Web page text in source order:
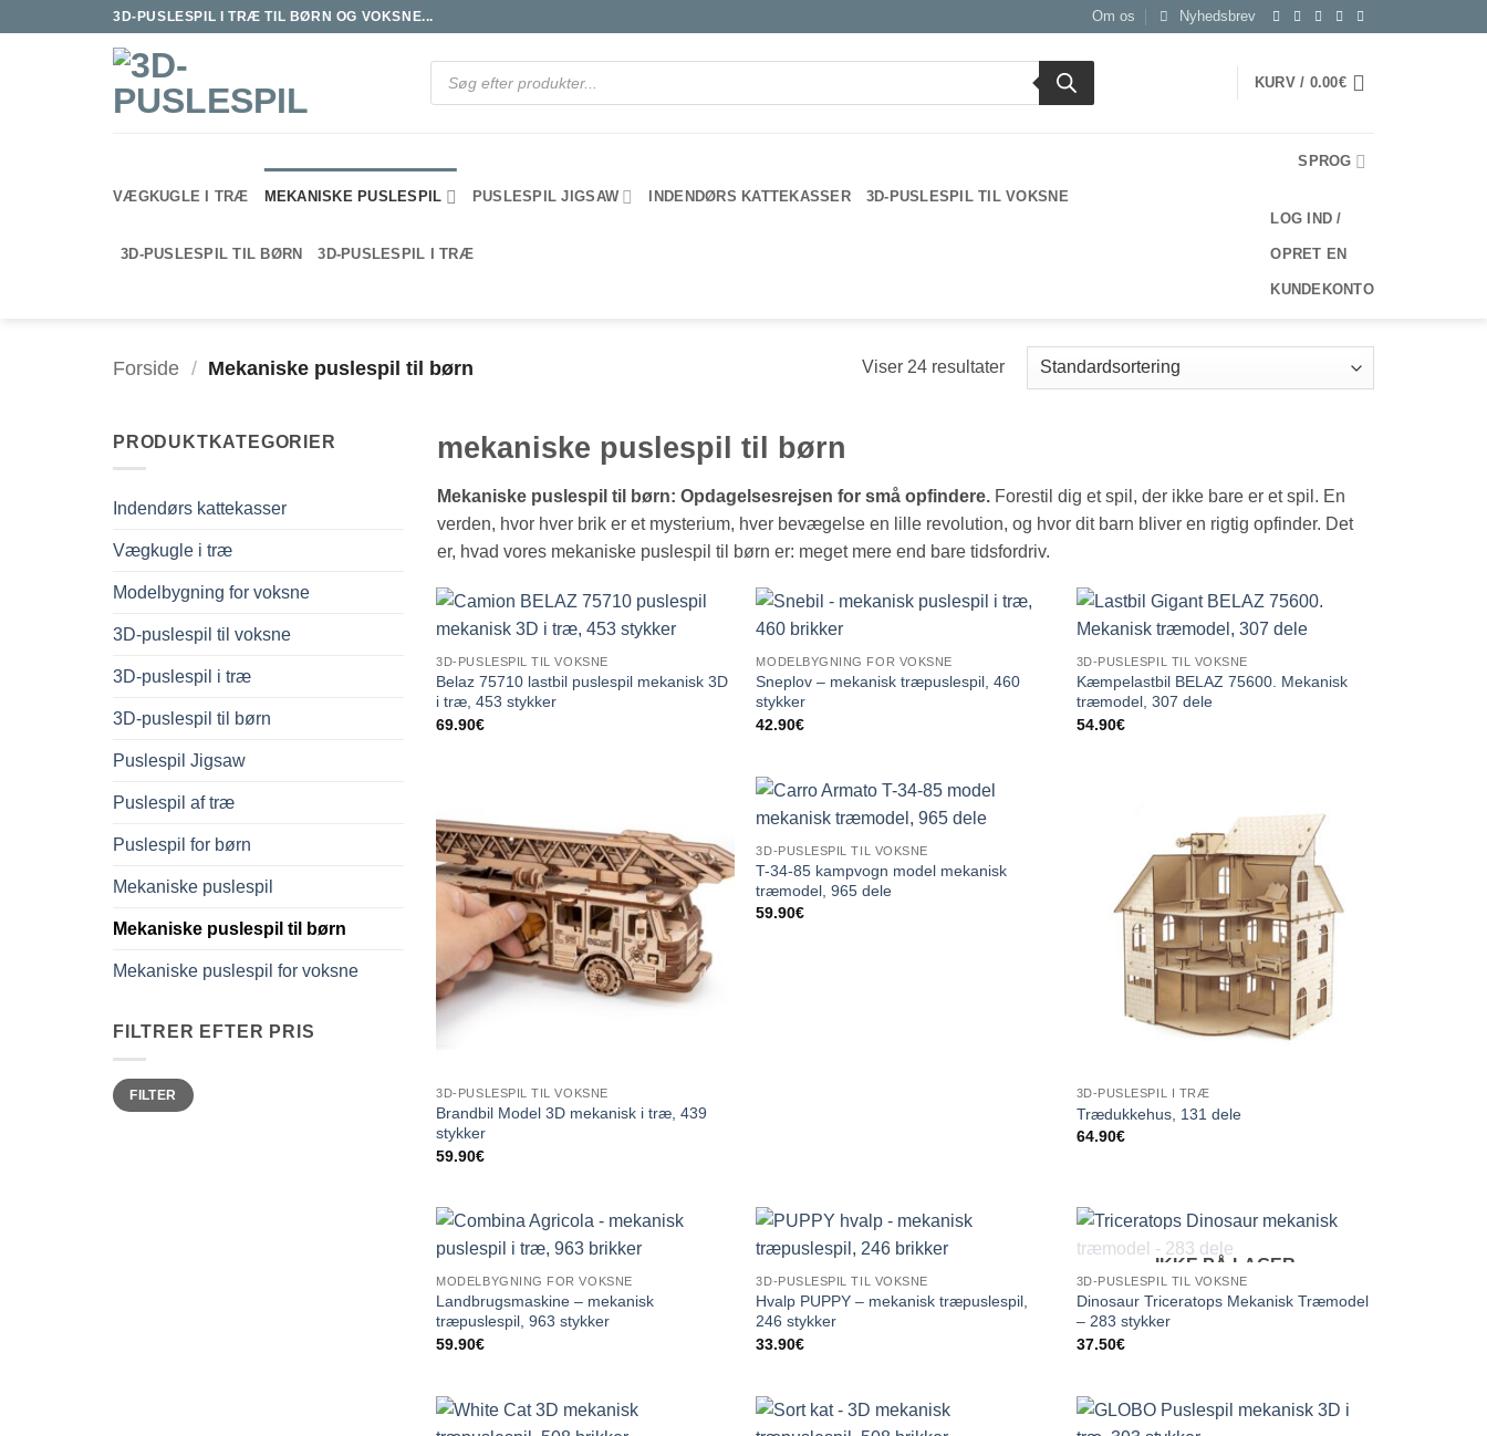
3D-PUSLESPIL I TRÆ TIL BØRN OG VOKSNE... Om os Nyhedsbrev
Products
search
KURV / 0.00€
VÆGKUGLE I TRÆ MEKANISKE PUSLESPIL PUSLESPIL JIGSAW INDENDØRS KATTEKASSER 3D-PUSLESPIL TIL VOKSNE
3D-PUSLESPIL TIL BØRN 3D-PUSLESPIL I TRÆ
SPROG
LOG IND /
OPRET EN
KUNDEKONTO
Forside / Mekaniske puslespil til børn Viser 24 resultater
PRODUKTKATEGORIER
Indendørs kattekasser
Vægkugle i træ
Modelbygning for voksne
3D-puslespil til voksne
3D-puslespil i træ
3D-puslespil til børn
Puslespil Jigsaw
Puslespil af træ
Puslespil for børn
Mekaniske puslespil
Mekaniske puslespil til børn
Mekaniske puslespil for voksne
FILTRER EFTER PRIS
Mindste
pris
Højeste
prisFILTER
mekaniske puslespil til børn
Mekaniske puslespil til børn: Opdagelsesrejsen for små opfindere. Forestil dig et spil, der ikke bare er et spil. En
verden, hvor hver brik er et mysterium, hver bevægelse en lille revolution, og hvor dit barn bliver en rigtig opfinder. Det
er, hvad vores mekaniske puslespil til børn er: meget mere end bare tidsfordriv.
3D-PUSLESPIL TIL VOKSNE
Belaz 75710 lastbil puslespil mekanisk 3D
i træ, 453 stykker
69.90€
MODELBYGNING FOR VOKSNE
Sneplov – mekanisk træpuslespil, 460
stykker
42.90€
3D-PUSLESPIL TIL VOKSNE
Kæmpelastbil BELAZ 75600. Mekanisk
træmodel, 307 dele
54.90€
3D-PUSLESPIL TIL VOKSNE
Brandbil Model 3D mekanisk i træ, 439
stykker
59.90€
3D-PUSLESPIL TIL VOKSNE
T-34-85 kampvogn model mekanisk
træmodel, 965 dele
59.90€
3D-PUSLESPIL I TRÆ
Trædukkehus, 131 dele
64.90€
MODELBYGNING FOR VOKSNE
Landbrugsmaskine – mekanisk
træpuslespil, 963 stykker
59.90€
3D-PUSLESPIL TIL VOKSNE
Hvalp PUPPY – mekanisk træpuslespil,
246 stykker
33.90€
IKKE PÅ LAGER
3D-PUSLESPIL TIL VOKSNE
Dinosaur Triceratops Mekanisk Træmodel
– 283 stykker
37.50€